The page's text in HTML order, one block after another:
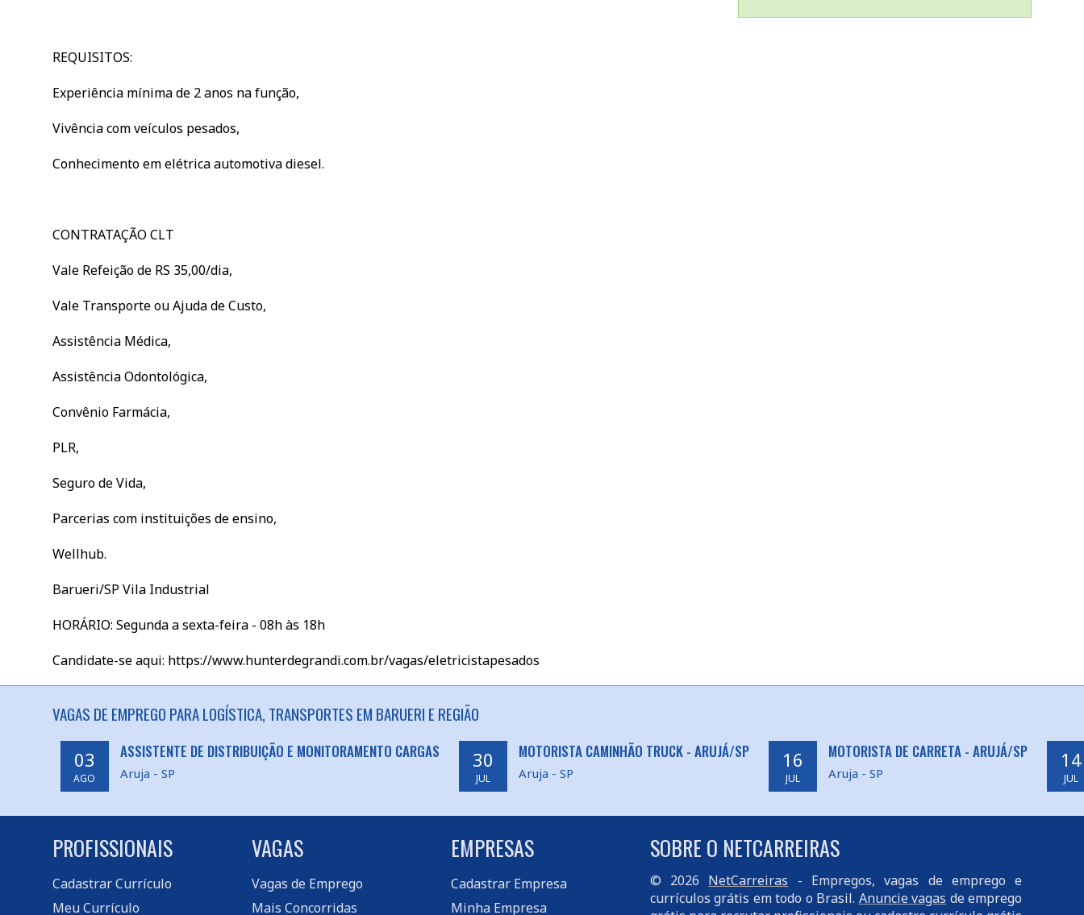
REQUISITOS:
Experiência mínima de 2 anos na função,
Vivência com veículos pesados,
Conhecimento em elétrica automotiva diesel.
CONTRATAÇÃO CLT
Vale Refeição de RS 35,00/dia,
Vale Transporte ou Ajuda de Custo,
Assistência Médica,
Assistência Odontológica,
Convênio Farmácia,
PLR,
Seguro de Vida,
Parcerias com instituições de ensino,
Wellhub.
Barueri/SP Vila Industrial
HORÁRIO: Segunda a sexta-feira - 08h às 18h
Candidate-se aqui: https://www.hunterdegrandi.com.br/vagas/eletricistapesados
VAGAS DE EMPREGO PARA LOGÍSTICA, TRANSPORTES EM BARUERI E REGIÃO
03
AGO
ASSISTENTE DE DISTRIBUIÇÃO E MONITORAMENTO CARGAS
Aruja - SP
30
JUL
MOTORISTA CAMINHÃO TRUCK - ARUJÁ/SP
Aruja - SP
16
JUL
MOTORISTA DE CARRETA - ARUJÁ/SP
Aruja - SP
14
JUL
PROFISSIONAIS
Cadastrar Currículo
Meu Currículo
VAGAS
Vagas de Emprego
Mais Concorridas
EMPRESAS
Cadastrar Empresa
Minha Empresa
SOBRE O NETCARREIRAS
© 2026 NetCarreiras - Empregos, vagas de emprego e
currículos grátis em todo o Brasil. Anuncie vagas de emprego